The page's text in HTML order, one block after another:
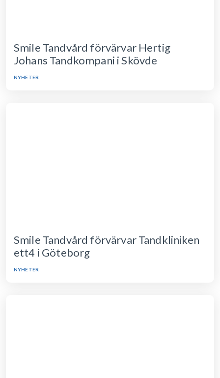
Smile Tandvård förvärvar Hertig
Johans Tandkompani i Skövde
NYHETER
Smile Tandvård förvärvar Tandkliniken
ett4 i Göteborg
NYHETER